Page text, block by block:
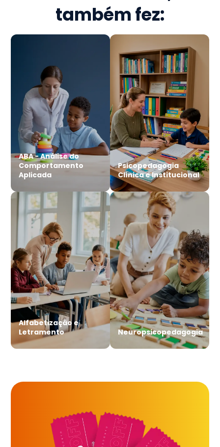
também fez:
ABA - Análise do
Comportamento
Aplicada
Psicopedagogia
Clínica e Institucional
Alfabetização e
Letramento
Neuropsicopedagogia